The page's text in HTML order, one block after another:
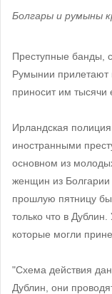
Болгары и румыны
Преступные банды,
Румынии прилетают
приносит им тысячи
Ирландская
иностранными
основном из
женщин из
прошлую пятницу
только что в
которые могли
"Схема действия
Дублин, они